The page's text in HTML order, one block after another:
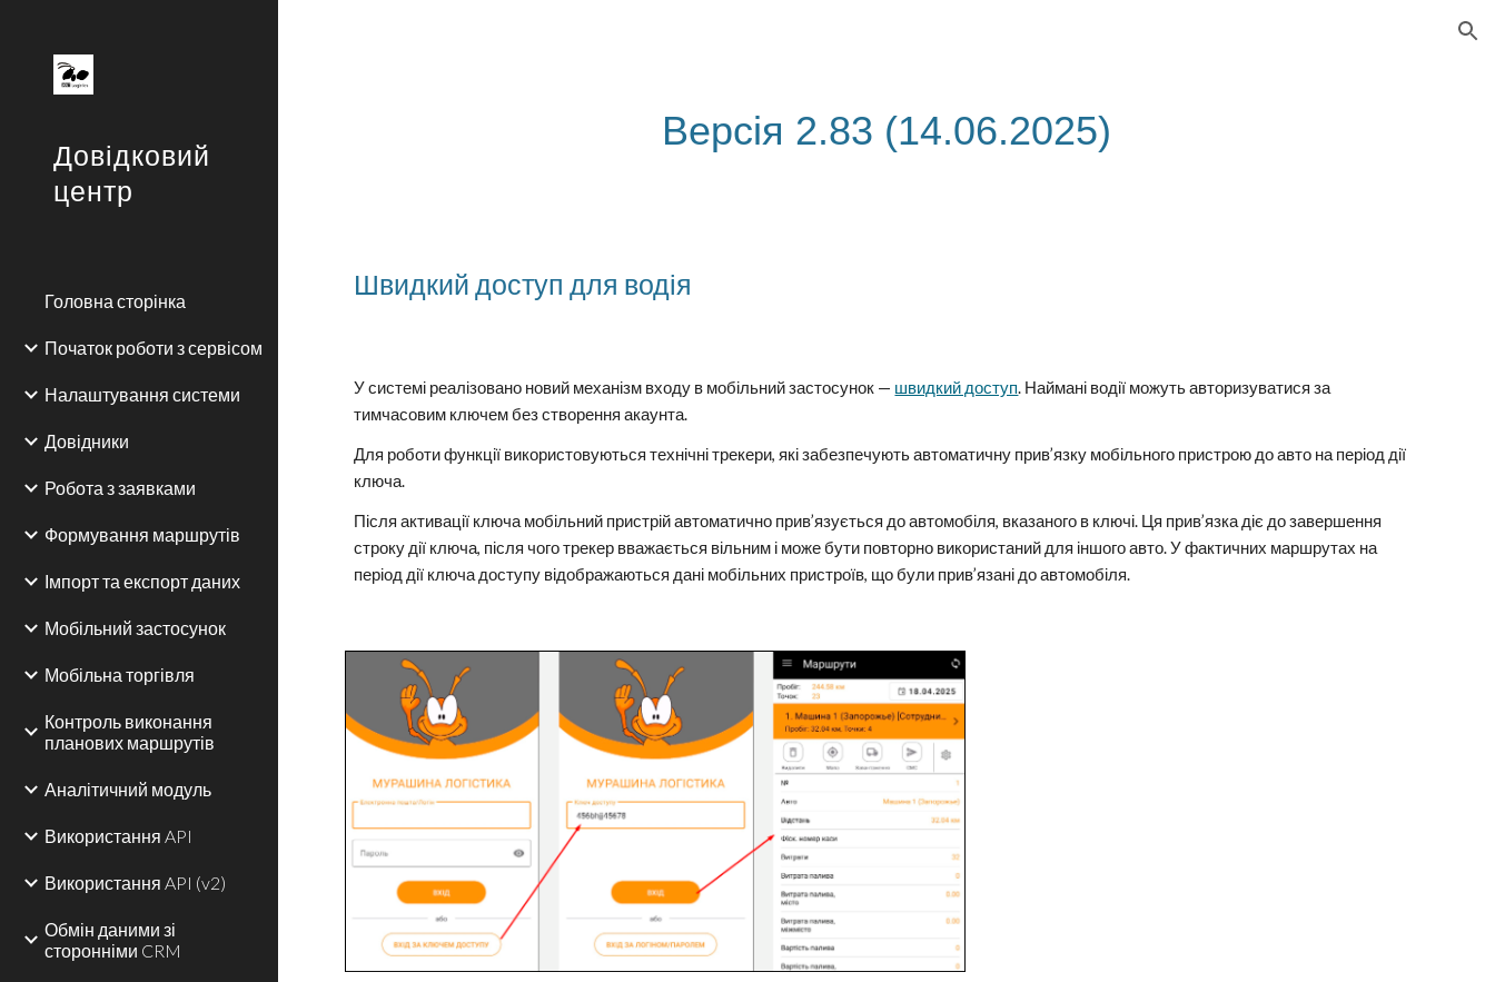
Довідковий
центр
Головна сторінка
Початок роботи з сервісом
Налаштування системи
Довідники
Робота з заявками
Формування маршрутів
Імпорт та експорт даних
Мобільний застосунок
Мобільна торгівля
Контроль виконання
планових маршрутів
Аналітичний модуль
Використання API
Використання API (v2)
Обмін даними зі
сторонніми CRM
Версія 2.83 (14.06.2025)
Швидкий доступ для водія
У системі реалізовано новий механізм входу в мобільний застосунок — швидкий доступ. Наймані водії можуть авторизуватися за
тимчасовим ключем без створення акаунта.
Для роботи функції використовуються технічні трекери, які забезпечують автоматичну прив’язку мобільного пристрою до авто на період дії
ключа.
Після активації ключа мобільний пристрій автоматично прив’язується до автомобіля, вказаного в ключі. Ця прив’язка діє до завершення
строку дії ключа, після чого трекер вважається вільним і може бути повторно використаний для іншого авто. У фактичних маршрутах на
період дії ключа доступу відображаються дані мобільних пристроїв, що були прив’язані до автомобіля.